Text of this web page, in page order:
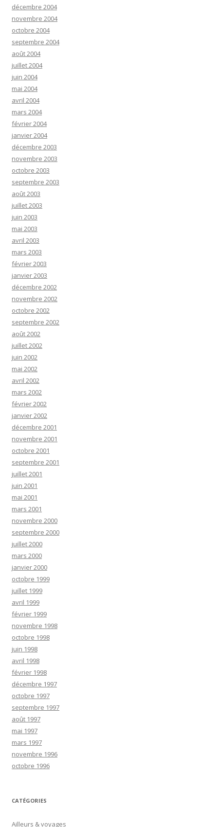
décembre 2004
novembre 2004
octobre 2004
septembre 2004
août 2004
juillet 2004
juin 2004
mai 2004
avril 2004
mars 2004
février 2004
janvier 2004
décembre 2003
novembre 2003
octobre 2003
septembre 2003
août 2003
juillet 2003
juin 2003
mai 2003
avril 2003
mars 2003
février 2003
janvier 2003
décembre 2002
novembre 2002
octobre 2002
septembre 2002
août 2002
juillet 2002
juin 2002
mai 2002
avril 2002
mars 2002
février 2002
janvier 2002
décembre 2001
novembre 2001
octobre 2001
septembre 2001
juillet 2001
juin 2001
mai 2001
mars 2001
novembre 2000
septembre 2000
juillet 2000
mars 2000
janvier 2000
octobre 1999
juillet 1999
avril 1999
février 1999
novembre 1998
octobre 1998
juin 1998
avril 1998
février 1998
décembre 1997
octobre 1997
septembre 1997
août 1997
mai 1997
mars 1997
novembre 1996
octobre 1996
CATÉGORIES
Ailleurs & voyages